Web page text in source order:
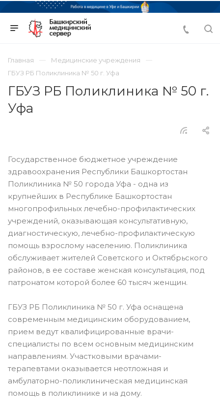
Главная
Медицинские учреждения
ГБУЗ РБ Поликлиника № 50 г. Уфа
ГБУЗ РБ Поликлиника № 50 г.
Уфа
Государственное бюджетное учреждение
здравоохранения Республики Башкортостан
Поликлиника № 50 города Уфа - одна из
крупнейших в Республике Башкортостан
многопрофильных лечебно-профилактических
учреждений, оказывающая консультативную,
диагностическую, лечебно-профилактическую
помощь взрослому населению. Поликлиника
обслуживает жителей Советского и Октябрьского
районов, в ее составе женская консультация, под
патронатом которой более 60 тысяч женщин.
ГБУЗ РБ Поликлиника № 50 г. Уфа оснащена
современным медицинским оборудованием,
прием ведут квалифицированные врачи-
специалисты по всем основным медицинским
направлениям. Участковыми врачами-
терапевтами оказывается неотложная и
амбулаторно-поликлиническая медицинская
помощь в поликлинике и на дому.